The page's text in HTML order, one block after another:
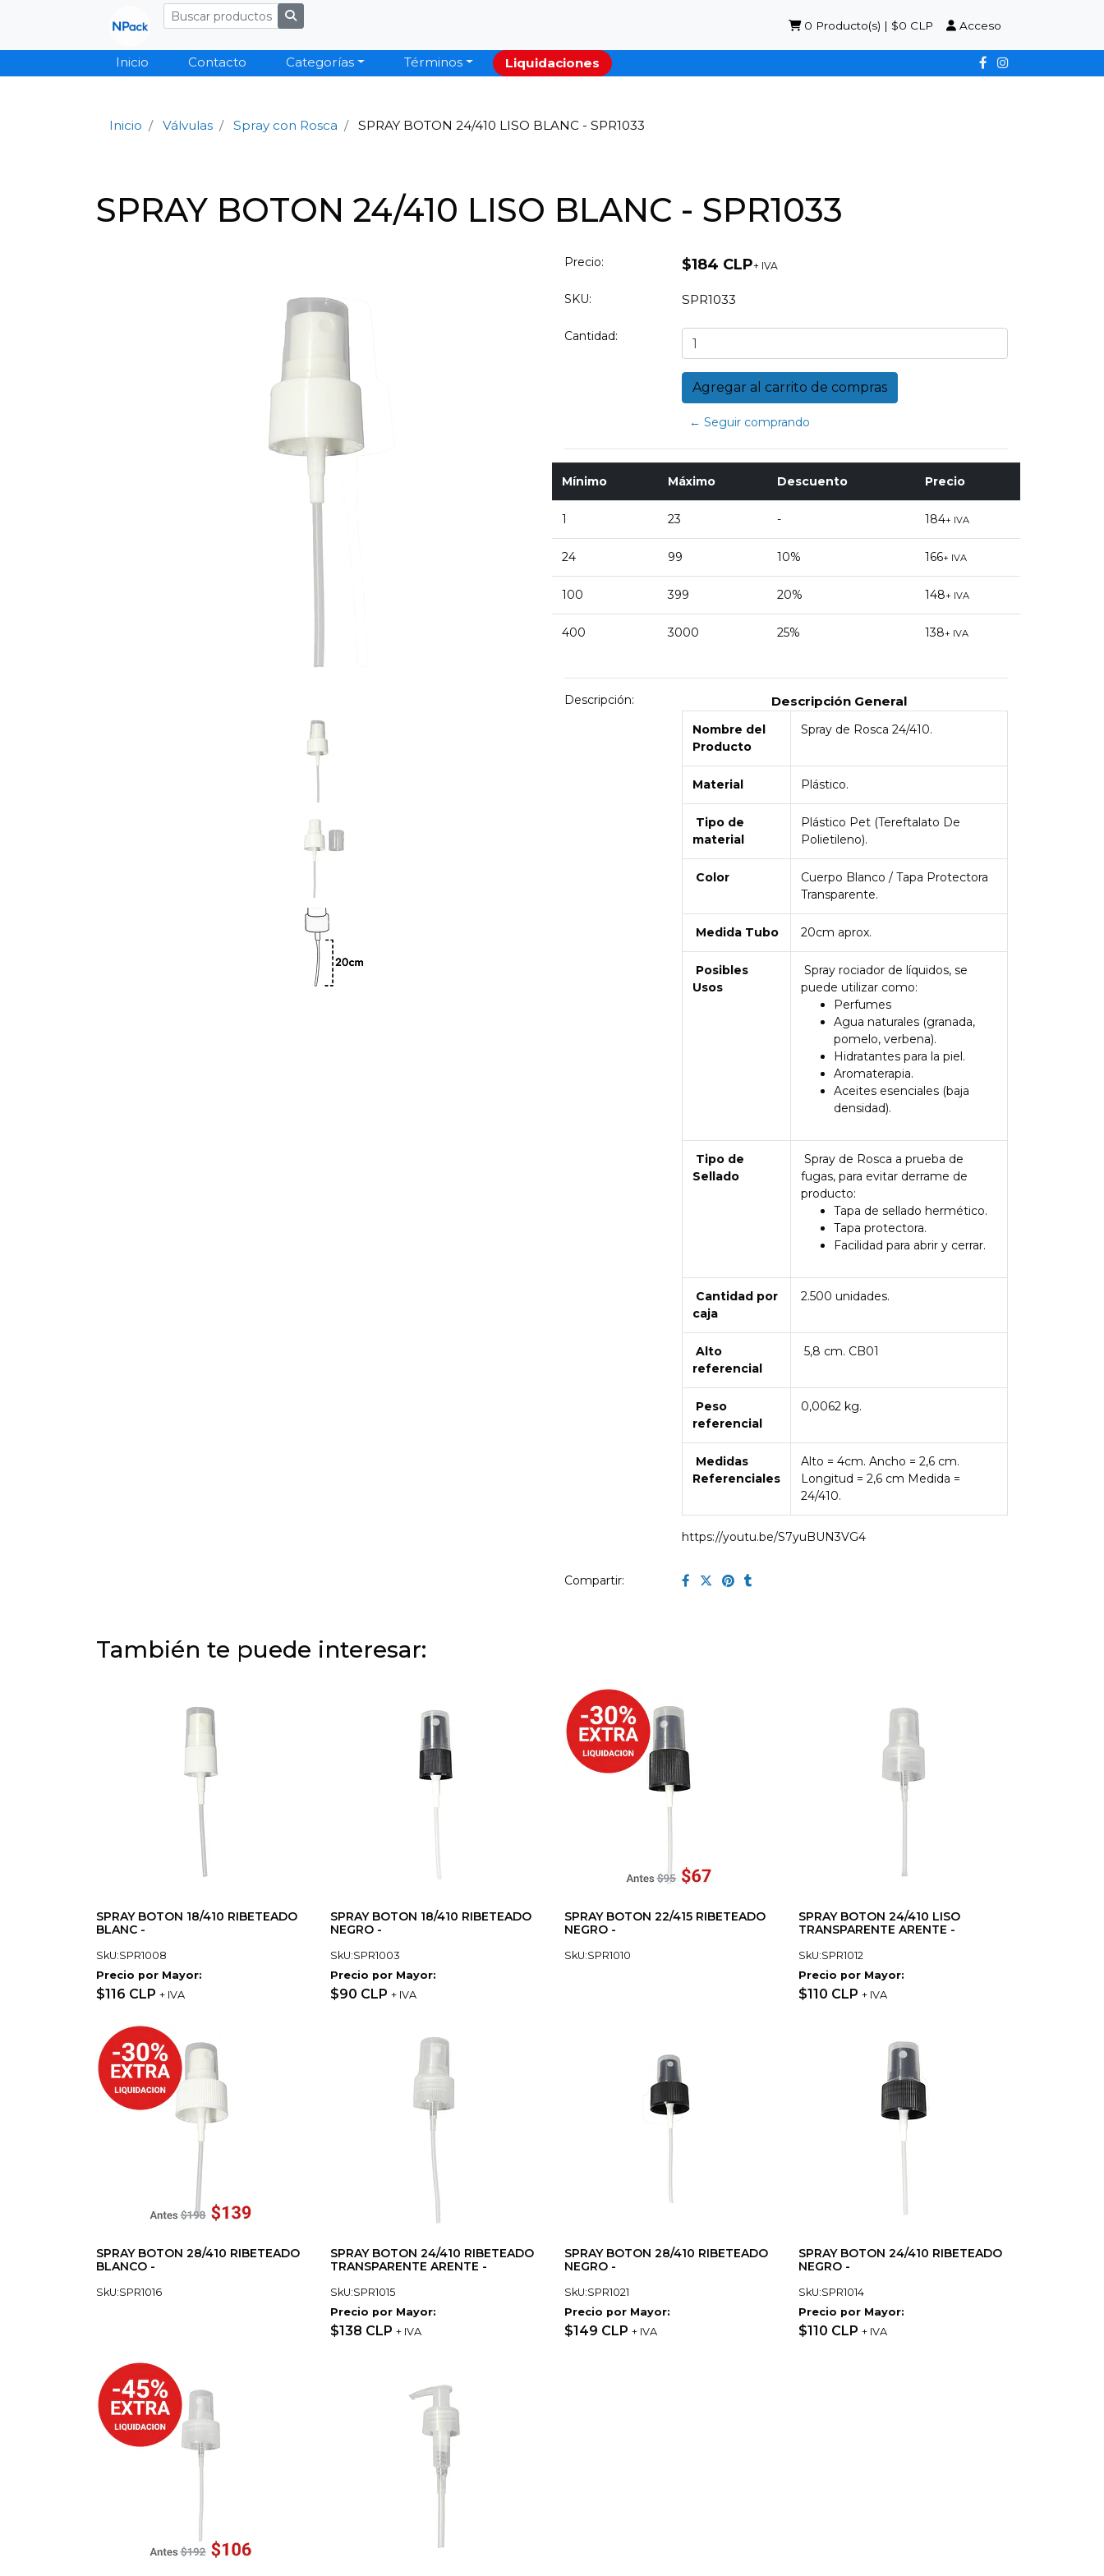
0 Producto(s) | $0 CLP Acceso
Inicio Contacto Categorías Términos Liquidaciones
Inicio Válvulas Spray con Rosca SPRAY BOTON 24/410 LISO BLANC - SPR1033
SPRAY BOTON 24/410 LISO BLANC - SPR1033
Precio: $184 CLP+ IVA
SKU: SPR1033
Cantidad:
← Seguir comprando
Mínimo Máximo Descuento Precio
1 23 - 184+ IVA
24 99 10% 166+ IVA
100 399 20% 148+ IVA
400 3000 25% 138+ IVA
Descripción: Descripción General
Nombre del
Producto
Spray de Rosca 24/410.
Material Plástico.
Tipo de
material
Plástico Pet (Tereftalato De
Polietileno).
Color
Cuerpo Blanco / Tapa Protectora
Transparente.
Medida Tubo 20cm aprox.
Posibles
Usos
Spray rociador de líquidos, se
puede utilizar como:
Perfumes
Agua naturales (granada,
pomelo, verbena).
Hidratantes para la piel.
Aromaterapia.
Aceites esenciales (baja
densidad).
Tipo de
Sellado
Spray de Rosca a prueba de
fugas, para evitar derrame de
producto:
Tapa de sellado hermético.
Tapa protectora.
Facilidad para abrir y cerrar.
Cantidad por
caja
2.500 unidades.
Alto
referencial
5,8 cm. CB01
Peso
referencial
0,0062 kg.
Medidas
Referenciales
Alto = 4cm. Ancho = 2,6 cm.
Longitud = 2,6 cm Medida =
24/410.
https://youtu.be/S7yuBUN3VG4
Compartir:
También te puede interesar:
SPRAY BOTON 18/410 RIBETEADO
BLANC -
SkU:SPR1008
Precio por Mayor:
$116 CLP + IVA
SPRAY BOTON 18/410 RIBETEADO
NEGRO -
SkU:SPR1003
Precio por Mayor:
$90 CLP + IVA
SPRAY BOTON 22/415 RIBETEADO
NEGRO -
SkU:SPR1010
SPRAY BOTON 24/410 LISO
TRANSPARENTE ARENTE -
SkU:SPR1012
Precio por Mayor:
$110 CLP + IVA
SPRAY BOTON 28/410 RIBETEADO
BLANCO -
SkU:SPR1016
SPRAY BOTON 24/410 RIBETEADO
TRANSPARENTE ARENTE -
SkU:SPR1015
Precio por Mayor:
$138 CLP + IVA
SPRAY BOTON 28/410 RIBETEADO
NEGRO -
SkU:SPR1021
Precio por Mayor:
$149 CLP + IVA
SPRAY BOTON 24/410 RIBETEADO
NEGRO -
SkU:SPR1014
Precio por Mayor:
$110 CLP + IVA